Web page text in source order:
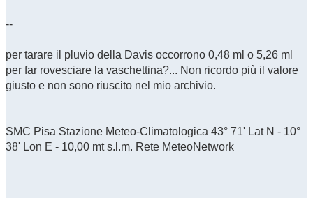
--
per tarare il pluvio della Davis occorrono 0,48 ml o 5,26 ml
per far rovesciare la vaschettina?... Non ricordo più il valore
giusto e non sono riuscito nel mio archivio.
SMC Pisa Stazione Meteo-Climatologica 43° 71' Lat N - 10°
38' Lon E - 10,00 mt s.l.m. Rete MeteoNetwork